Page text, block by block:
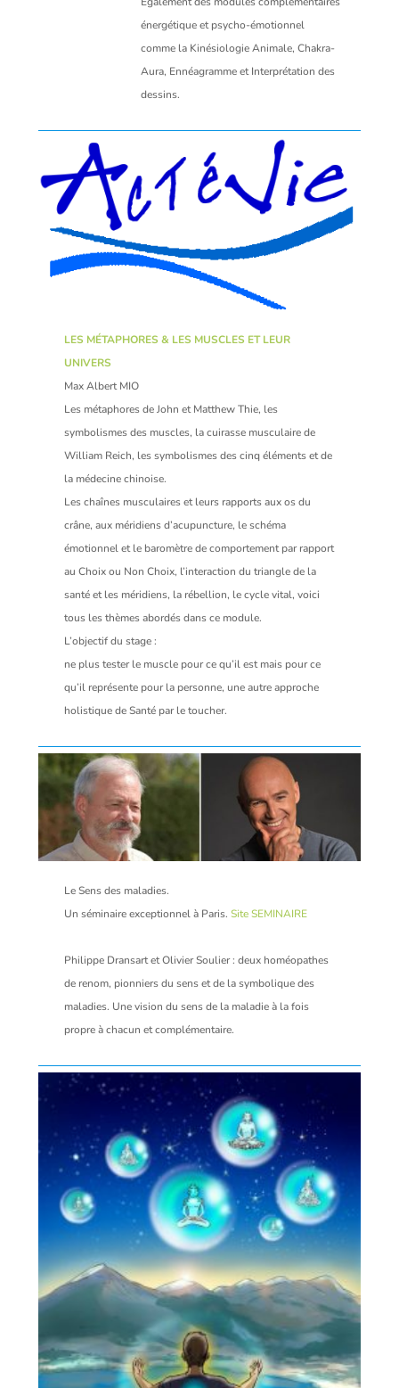
énergétique et psycho-émotionnel
comme la Kinésiologie Animale, Chakra-
Aura, Ennéagramme et Interprétation des
dessins.
LES MÉTAPHORES & LES MUSCLES ET LEUR
UNIVERS
Max Albert MIO
Les métaphores de John et Matthew Thie, les
symbolismes des muscles, la cuirasse musculaire de
William Reich, les symbolismes des cinq éléments et de
la médecine chinoise.
Les chaînes musculaires et leurs rapports aux os du
crâne, aux méridiens d’acupuncture, le schéma
émotionnel et le baromètre de comportement par rapport
au Choix ou Non Choix, l’interaction du triangle de la
santé et les méridiens, la rébellion, le cycle vital, voici
tous les thèmes abordés dans ce module.
L’objectif du stage :
ne plus tester le muscle pour ce qu’il est mais pour ce
qu’il représente pour la personne, une autre approche
holistique de Santé par le toucher.
Le Sens des maladies.
Un séminaire exceptionnel à Paris. Site SEMINAIRE
Philippe Dransart et Olivier Soulier : deux homéopathes
de renom, pionniers du sens et de la symbolique des
maladies. Une vision du sens de la maladie à la fois
propre à chacun et complémentaire.